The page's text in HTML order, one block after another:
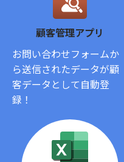
顧客管理アプリ
お問い合わせフォームか
ら送信されたデータが顧
客データとして自動登
録！